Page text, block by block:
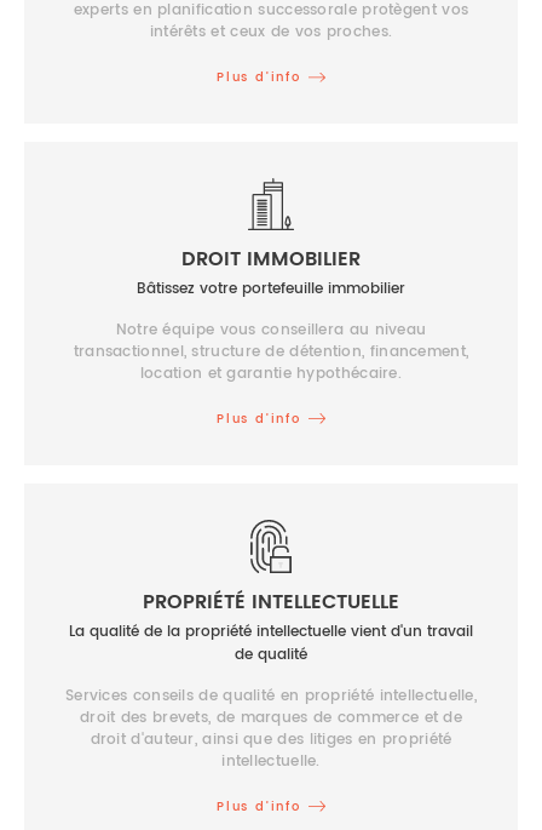
experts en planification successorale protègent vos
intérêts et ceux de vos proches.
Plus d’info
DROIT IMMOBILIER
Bâtissez votre portefeuille immobilier
Notre équipe vous conseillera au niveau
transactionnel, structure de détention, financement,
location et garantie hypothécaire.
Plus d’info
PROPRIÉTÉ INTELLECTUELLE
La qualité de la propriété intellectuelle vient d'un travail
de qualité
Services conseils de qualité en propriété intellectuelle,
droit des brevets, de marques de commerce et de
droit d'auteur, ainsi que des litiges en propriété
intellectuelle.
Plus d’info